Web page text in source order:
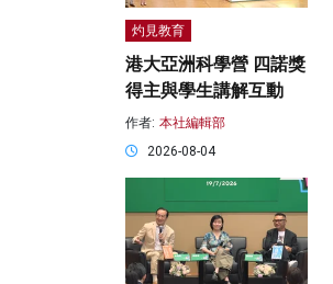
灼見教育
港大亞洲科學營 四諾獎
得主與學生講解互動
作者: 本社編輯部
2026-08-04